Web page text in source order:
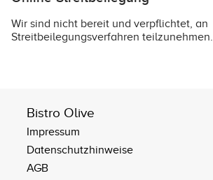
Wir sind nicht bereit und verpflichtet, an
Streitbeilegungsverfahren teilzunehmen.
Bistro Olive
Impressum
Datenschutzhinweise
AGB